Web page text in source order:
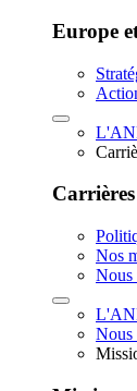
Europe
Nos
Nous
Nous